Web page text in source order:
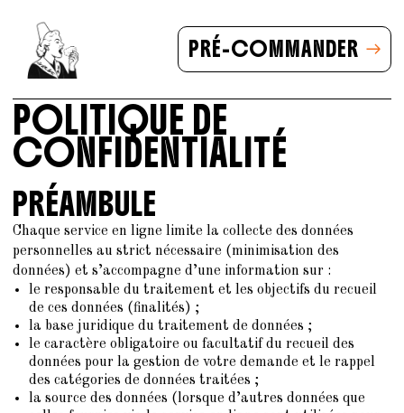
PRÉ-COMMANDER
POLITIQUE DE
CONFIDENTIALITÉ
PRÉAMBULE
Chaque service en ligne limite la collecte des données
personnelles au strict nécessaire (minimisation des
données) et s’accompagne d’une information sur :
le responsable du traitement et les objectifs du recueil
de ces données (finalités) ;
la base juridique du traitement de données ;
le caractère obligatoire ou facultatif du recueil des
données pour la gestion de votre demande et le rappel
des catégories de données traitées ;
la source des données (lorsque d’autres données que